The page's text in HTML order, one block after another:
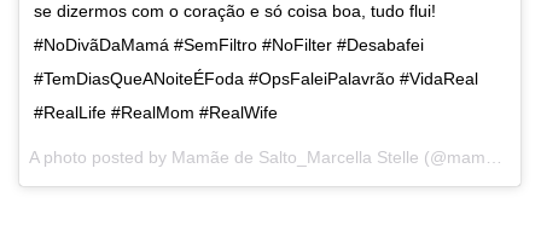
se dizermos com o coração e só coisa boa, tudo flui! ⠀ ⠀
#NoDivãDaMamá #SemFiltro #NoFilter #Desabafei
#TemDiasQueANoiteÉFoda #OpsFaleiPalavrão #VidaReal
#RealLife #RealMom #RealWife
A photo posted by Mamãe de Salto_Marcella Stelle (@mamaedesalto) on